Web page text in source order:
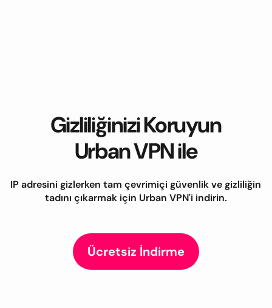
Gizliliğinizi Koruyun
Urban VPN ile
IP adresini gizlerken tam çevrimiçi güvenlik ve gizliliğin
tadını çıkarmak için Urban VPN'i indirin.
Ücretsiz İndirme